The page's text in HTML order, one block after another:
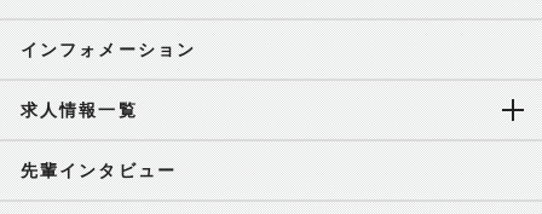
インフォメーション
求人情報一覧
先輩インタビュー